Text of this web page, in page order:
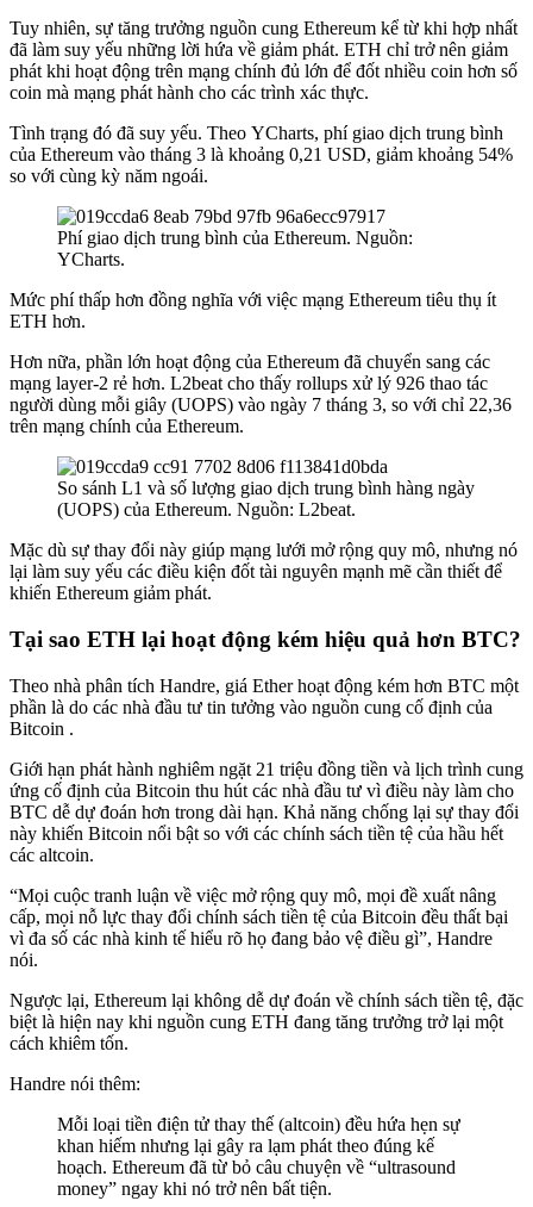
Tuy nhiên, sự tăng trưởng nguồn cung Ethereum kể từ khi hợp nhất
đã làm suy yếu những lời hứa về giảm phát. ETH chỉ trở nên giảm
phát khi hoạt động trên mạng chính đủ lớn để đốt nhiều coin hơn số
coin mà mạng phát hành cho các trình xác thực.
Tình trạng đó đã suy yếu. Theo YCharts, phí giao dịch trung bình
của Ethereum vào tháng 3 là khoảng 0,21 USD, giảm khoảng 54%
so với cùng kỳ năm ngoái.
Phí giao dịch trung bình của Ethereum. Nguồn:
YCharts.
Mức phí thấp hơn đồng nghĩa với việc mạng Ethereum tiêu thụ ít
ETH hơn.
Hơn nữa, phần lớn hoạt động của Ethereum đã chuyển sang các
mạng layer-2 rẻ hơn. L2beat cho thấy rollups xử lý 926 thao tác
người dùng mỗi giây (UOPS) vào ngày 7 tháng 3, so với chỉ 22,36
trên mạng chính của Ethereum.
So sánh L1 và số lượng giao dịch trung bình hàng ngày
(UOPS) của Ethereum. Nguồn: L2beat.
Mặc dù sự thay đổi này giúp mạng lưới mở rộng quy mô, nhưng nó
lại làm suy yếu các điều kiện đốt tài nguyên mạnh mẽ cần thiết để
khiến Ethereum giảm phát.
Tại sao ETH lại hoạt động kém hiệu quả hơn BTC?
Theo nhà phân tích Handre, giá Ether hoạt động kém hơn BTC một
phần là do các nhà đầu tư tin tưởng vào nguồn cung cố định của
Bitcoin .
Giới hạn phát hành nghiêm ngặt 21 triệu đồng tiền và lịch trình cung
ứng cố định của Bitcoin thu hút các nhà đầu tư vì điều này làm cho
BTC dễ dự đoán hơn trong dài hạn. Khả năng chống lại sự thay đổi
này khiến Bitcoin nổi bật so với các chính sách tiền tệ của hầu hết
các altcoin.
“Mọi cuộc tranh luận về việc mở rộng quy mô, mọi đề xuất nâng
cấp, mọi nỗ lực thay đổi chính sách tiền tệ của Bitcoin đều thất bại
vì đa số các nhà kinh tế hiểu rõ họ đang bảo vệ điều gì”, Handre
nói.
Ngược lại, Ethereum lại không dễ dự đoán về chính sách tiền tệ, đặc
biệt là hiện nay khi nguồn cung ETH đang tăng trưởng trở lại một
cách khiêm tốn.
Handre nói thêm:
Mỗi loại tiền điện tử thay thế (altcoin) đều hứa hẹn sự
khan hiếm nhưng lại gây ra lạm phát theo đúng kế
hoạch. Ethereum đã từ bỏ câu chuyện về “ultrasound
money” ngay khi nó trở nên bất tiện.